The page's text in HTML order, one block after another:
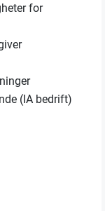
for
(IA bedrift)